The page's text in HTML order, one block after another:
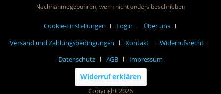
Nachnahmegebühren, wenn nicht anders beschrieben
Cookie-Einstellungen Login
Über uns
Versand und Zahlungsbedingungen
Kontakt
Widerrufsrecht
Datenschutz
AGB Impressum
Widerruf erklären
Copyright 2026